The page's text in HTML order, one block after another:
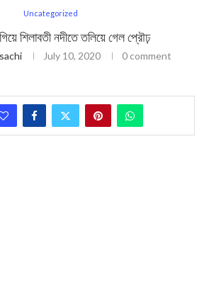
Uncategorized
শিলাবতী নদীতে তলিয়ে গেল প্রৌঢ়
July 10, 2020 0 comment